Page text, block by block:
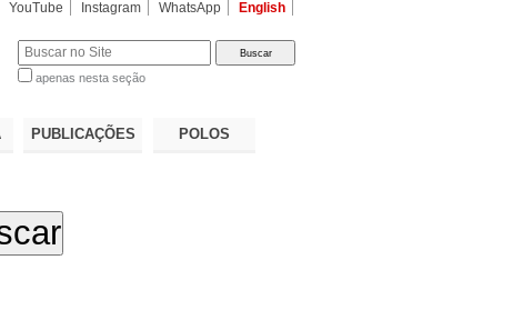
YouTube Instagram WhatsApp English
apenas nesta seção
PUBLICAÇÕES POLOS